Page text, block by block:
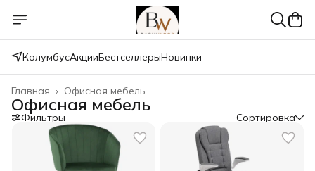
КолумбусАкцииБестселлерыНовинки
Офисная мебель
Главная ›
Офисная мебель
Фильтры Сортировка